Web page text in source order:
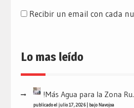
Recibir un email con cada
Lo mas leído
!Más Agua para la Zona
publicado el julio 17, 2026| bajoNavojoa